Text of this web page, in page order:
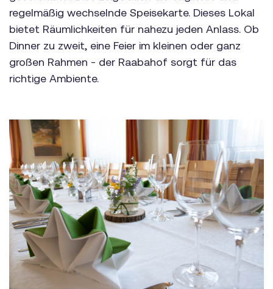
regelmäßig wechselnde Speisekarte. Dieses Lokal
bietet Räumlichkeiten für nahezu jeden Anlass. Ob
Dinner zu zweit, eine Feier im kleinen oder ganz
großen Rahmen - der Raabahof sorgt für das
richtige Ambiente.